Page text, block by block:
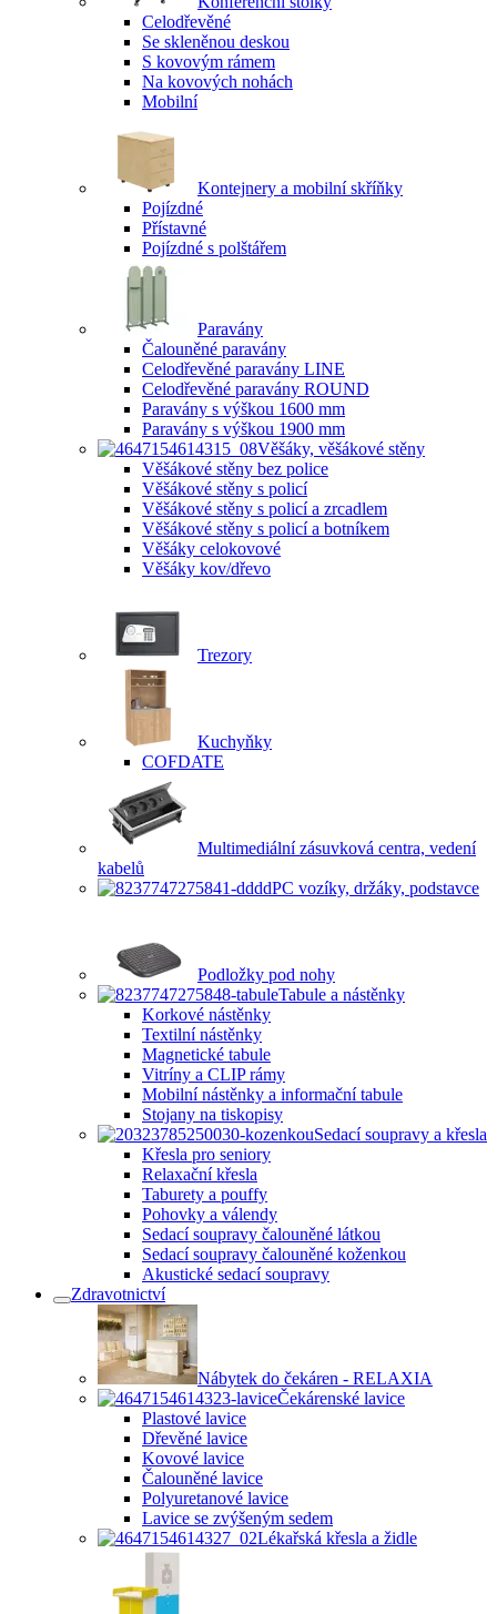
Celodřevěné
Se skleněnou deskou
S kovovým rámem
Na kovových nohách
Mobilní
Kontejnery a mobilní skříňky
Pojízdné
Přístavné
Pojízdné s polštářem
Paravány
Čalouněné paravány
Celodřevěné paravány LINE
Celodřevěné paravány ROUND
Paravány s výškou 1600 mm
Paravány s výškou 1900 mm
Věšáky, věšákové stěny
Věšákové stěny bez police
Věšákové stěny s policí
Věšákové stěny s policí a zrcadlem
Věšákové stěny s policí a botníkem
Věšáky celokovové
Věšáky kov/dřevo
Trezory
Kuchyňky
COFDATE
Multimediální zásuvková centra, vedení
kabelů
PC vozíky, držáky, podstavce
Podložky pod nohy
Tabule a nástěnky
Korkové nástěnky
Textilní nástěnky
Magnetické tabule
Vitríny a CLIP rámy
Mobilní nástěnky a informační tabule
Stojany na tiskopisy
Sedací soupravy a křesla
Křesla pro seniory
Relaxační křesla
Taburety a pouffy
Pohovky a válendy
Sedací soupravy čalouněné látkou
Sedací soupravy čalouněné koženkou
Akustické sedací soupravy
Zdravotnictví
Nábytek do čekáren - RELAXIA
Čekárenské lavice
Plastové lavice
Dřevěné lavice
Kovové lavice
Čalouněné lavice
Polyuretanové lavice
Lavice se zvýšeným sedem
Lékařská křesla a židle